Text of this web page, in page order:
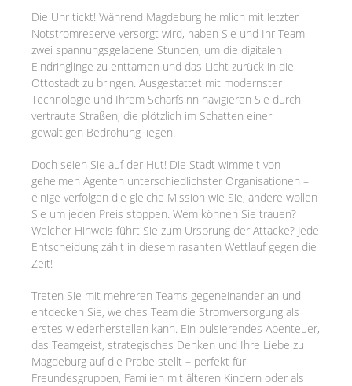
Die Uhr tickt! Während Magdeburg heimlich mit letzter
Notstromreserve versorgt wird, haben Sie und Ihr Team
zwei spannungsgeladene Stunden, um die digitalen
Eindringlinge zu enttarnen und das Licht zurück in die
Ottostadt zu bringen. Ausgestattet mit modernster
Technologie und Ihrem Scharfsinn navigieren Sie durch
vertraute Straßen, die plötzlich im Schatten einer
gewaltigen Bedrohung liegen.
Doch seien Sie auf der Hut! Die Stadt wimmelt von
geheimen Agenten unterschiedlichster Organisationen –
einige verfolgen die gleiche Mission wie Sie, andere wollen
Sie um jeden Preis stoppen. Wem können Sie trauen?
Welcher Hinweis führt Sie zum Ursprung der Attacke? Jede
Entscheidung zählt in diesem rasanten Wettlauf gegen die
Zeit!
Treten Sie mit mehreren Teams gegeneinander an und
entdecken Sie, welches Team die Stromversorgung als
erstes wiederherstellen kann. Ein pulsierendes Abenteuer,
das Teamgeist, strategisches Denken und Ihre Liebe zu
Magdeburg auf die Probe stellt – perfekt für
Freundesgruppen, Familien mit älteren Kindern oder als